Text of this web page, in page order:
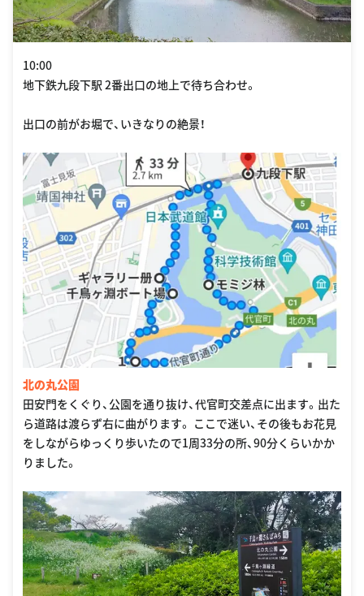
10:00
地下鉄九段下駅 2番出口の地上で待ち合わせ。
出口の前がお堀で、いきなりの絶景！
北の丸公園
田安門をくぐり、公園を通り抜け、代官町交差点に出ます。出た
ら道路は渡らず右に曲がります。 ここで迷い、その後もお花見
をしながらゆっくり歩いたので1周33分の所、90分くらいかか
りました。